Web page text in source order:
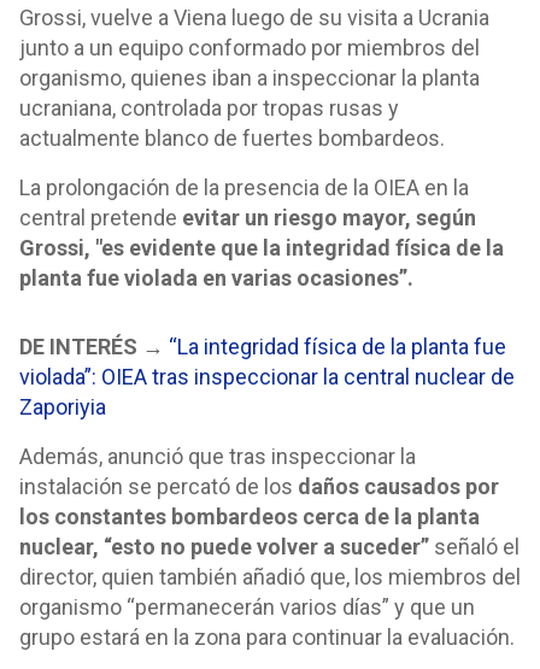
Grossi, vuelve a Viena luego de su visita a Ucrania
junto a un equipo conformado por miembros del
organismo, quienes iban a inspeccionar la planta
ucraniana, controlada por tropas rusas y
actualmente blanco de fuertes bombardeos.
La prolongación de la presencia de la OIEA en la
central pretende evitar un riesgo mayor, según
Grossi, "es evidente que la integridad física de la
planta fue violada en varias ocasiones”.
DE INTERÉS → “La integridad física de la planta fue
violada”: OIEA tras inspeccionar la central nuclear de
Zaporiyia
Además, anunció que tras inspeccionar la
instalación se percató de los daños causados por
los constantes bombardeos cerca de la planta
nuclear, “esto no puede volver a suceder” señaló el
director, quien también añadió que, los miembros del
organismo “permanecerán varios días” y que un
grupo estará en la zona para continuar la evaluación.